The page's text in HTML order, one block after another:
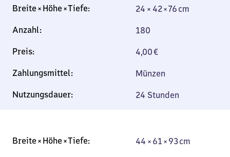
24 × 42 × 76 cm
180
4,00€
Münzen
24 Stunden
44 × 61 × 93 cm